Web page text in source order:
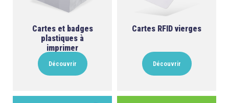
Cartes et badges
plastiques à
imprimer
Découvrir
Cartes RFID vierges
Découvrir